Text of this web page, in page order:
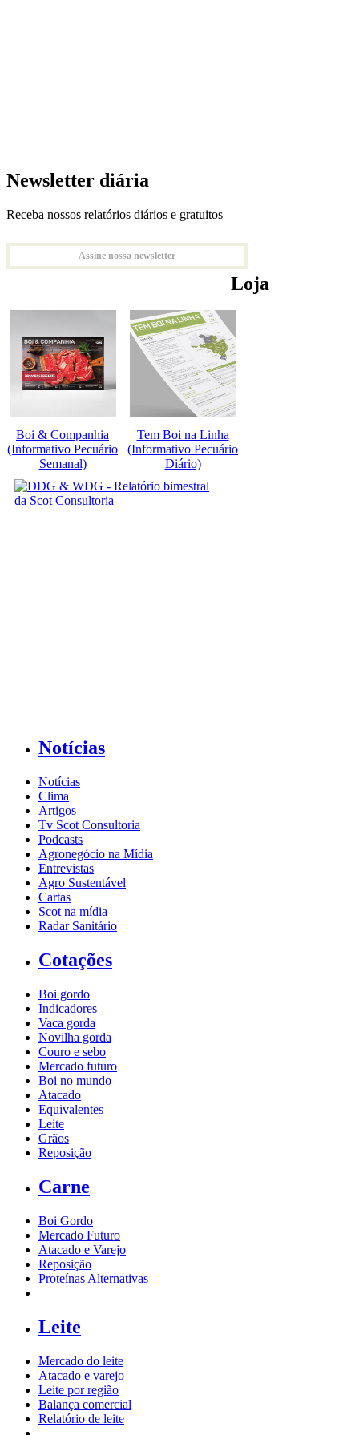
Newsletter diária
Receba nossos relatórios diários e gratuitos
Assine nossa newsletter
Loja
Boi & Companhia
(Informativo Pecuário
Semanal)
Tem Boi na Linha
(Informativo Pecuário
Diário)
Notícias
Notícias
Clima
Artigos
Tv Scot Consultoria
Podcasts
Agronegócio na Mídia
Entrevistas
Agro Sustentável
Cartas
Scot na mídia
Radar Sanitário
Cotações
Boi gordo
Indicadores
Vaca gorda
Novilha gorda
Couro e sebo
Mercado futuro
Boi no mundo
Atacado
Equivalentes
Leite
Grãos
Reposição
Carne
Boi Gordo
Mercado Futuro
Atacado e Varejo
Reposição
Proteínas Alternativas
Leite
Mercado do leite
Atacado e varejo
Leite por região
Balança comercial
Relatório de leite